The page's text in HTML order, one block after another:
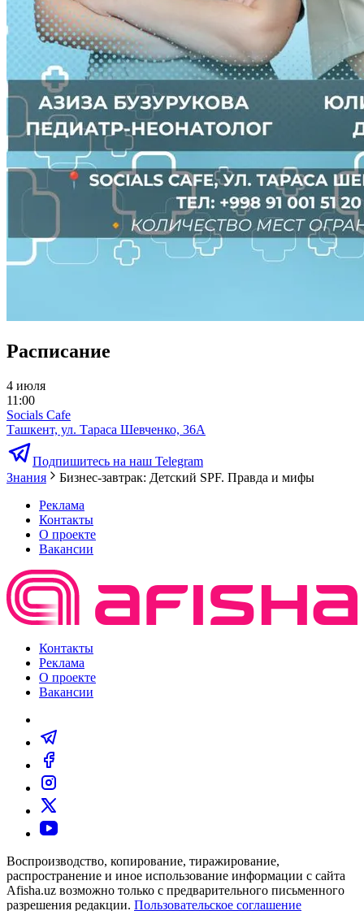
Расписание
4 июля
11:00
Socials Cafe
Ташкент, ул. Тараса Шевченко, 36А
Подпишитесь на наш Telegram
Знания
Бизнес-завтрак: Детский SPF. Правда и мифы
Реклама
Контакты
О проекте
Вакансии
Контакты
Реклама
О проекте
Вакансии
Воспроизводство, копирование, тиражирование,
распространение и иное использование информации с сайта
Afisha.uz возможно только с предварительного письменного
разрешения редакции. Пользовательское соглашение